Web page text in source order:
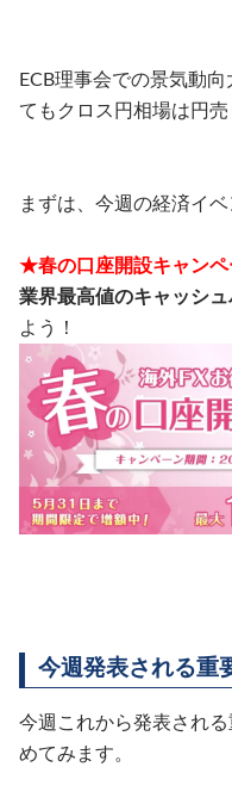
ECB理事会での景気動
てもクロス円相場は円売
まずは、今週の経済イ
★春の口座開設キャンペ
業界最高値のキャッシ
よう！
今週発表される重
今週これから発表され
めてみます。